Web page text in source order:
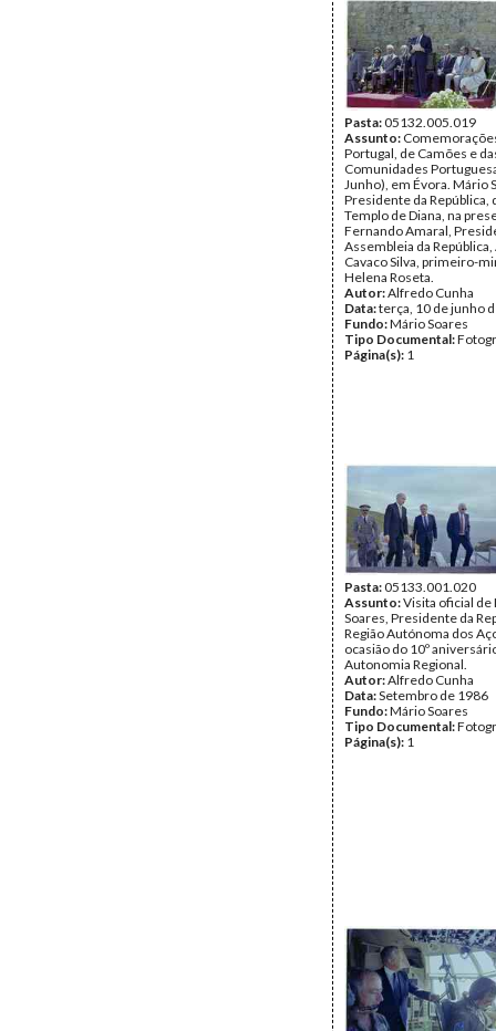
Pasta:05132.005.019
Assunto:
Portugal, de Camões e
Comunidades
Junho), em Évora. Mário
Presidente da República,
Templo de Diana, na
Fernando Amaral,
Assembleia da República,
Cavaco Silva, primeiro-
Helena Roseta.
Autor:Alfredo Cunha
Data:terça, 10 de junho
Fundo:Mário Soares
Tipo Documental:
Página(s): 1
Pasta:05133.001.020
Assunto:Visita oficial de
Soares, Presidente da
Região Autónoma dos
ocasião do 10º
Autonomia Regional.
Autor:Alfredo Cunha
Data:Setembro de 1986
Fundo:Mário Soares
Tipo Documental:
Página(s): 1